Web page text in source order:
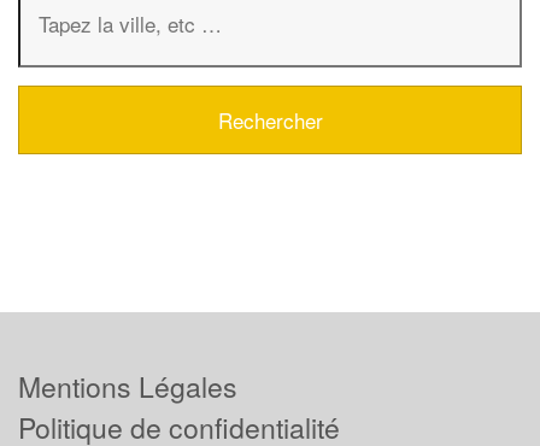
Mentions Légales
Politique de confidentialité